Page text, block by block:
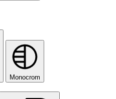
Monocrom